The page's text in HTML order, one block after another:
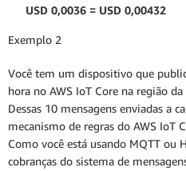
USD 0,0036 = USD 0,00432
Exemplo 2
Você tem um dispositivo que
hora no AWS IoT Core na região
Dessas 10 mensagens enviadas a
mecanismo de regras do AWS IoT
Como você está usando MQTT ou
cobranças do sistema de